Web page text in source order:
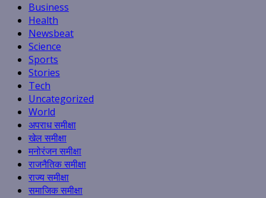
Business
Health
Newsbeat
Science
Sports
Stories
Tech
Uncategorized
World
अपराध समीक्षा
खेल समीक्षा
मनोरंजन समीक्षा
राजनैतिक समीक्षा
राज्य समीक्षा
समाजिक समीक्षा